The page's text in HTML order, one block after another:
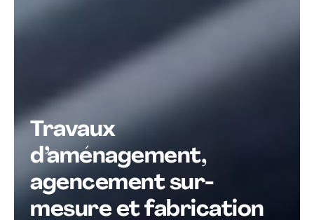
Travaux
d’aménagement,
agencement sur-
mesure et fabrication